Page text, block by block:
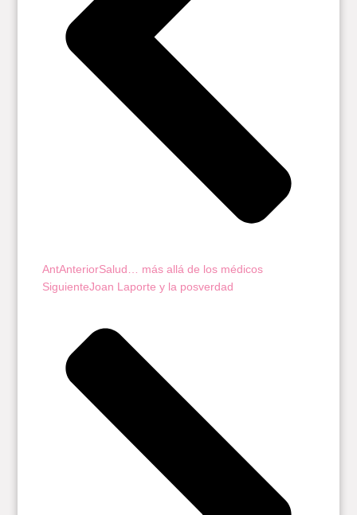
AntAnteriorSalud… más allá de los médicos
SiguienteJoan Laporte y la posverdad